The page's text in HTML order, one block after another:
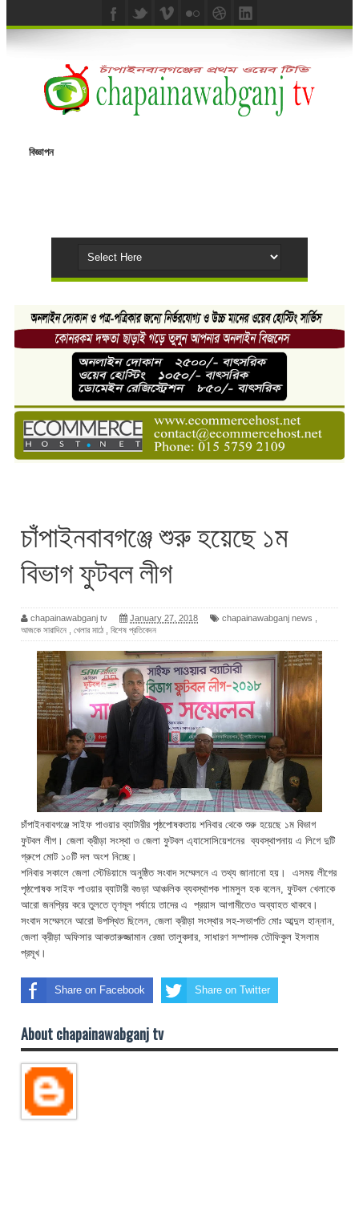
বিজ্ঞাপন
চাঁপাইনবাবগঞ্জে শুরু হয়েছে ১ম
বিভাগ ফুটবল লীগ
chapainawabganj tv January 27, 2018 chapainawabganj news
আজকে সারাদিনে
খেলার মাঠে, বিশেষ প্রতিবেদন
চাঁপাইনবাবগঞ্জে সাইফ পাওয়ার ব্যাটারীর পৃষ্ঠপোষকতায় শনিবার থেকে শুরু হয়েছে ১ম বিভাগ
ফুটবল লীগ। জেলা ক্রীড়া সংস্থা ও জেলা ফুটবল এ্যাসোসিয়েশনের ব্যবস্থাপনায় এ লিগে দুটি
গ্রুপে মোট ১০টি দল অংশ নিচ্ছে।
শনিবার সকালে জেলা স্টেডিয়ামে অনুষ্ঠিত সংবাদ সম্মেলনে এ তথ্য জানানো হয়। এসময় লীগের
পৃষ্ঠপোষক সাইফ পাওয়ার ব্যাটারী বগুড়া আঞ্চলিক ব্যবস্থাপক শামসুল হক বলেন, ফুটবল খেলাকে
আরো জনপ্রিয় করে তুলতে তৃণমূল পর্যায়ে তাদের এ প্রয়াস আগামীতেও অব্যাহত থাকবে।
সংবাদ সম্মেলনে আরো উপস্থিত ছিলেন, জেলা ক্রীড়া সংস্থার সহ-সভাপতি মোঃ আব্দুল হান্নান,
জেলা ক্রীড়া অফিসার আকতারুজ্জামান রেজা তালুকদার, সাধারণ সম্পাদক তৌফিকুল ইসলাম
প্রমূখ।
Share on Facebook Share on Twitter
About chapainawabganj tv